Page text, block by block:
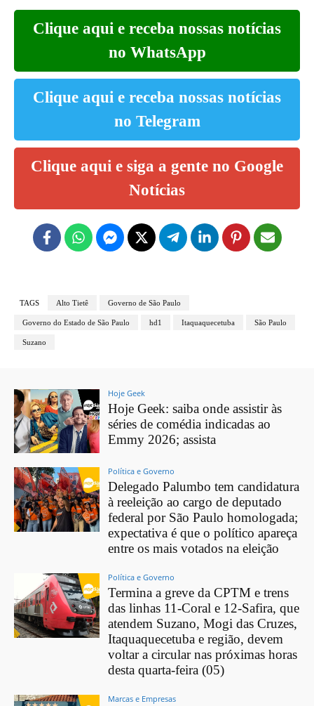
Clique aqui e receba nossas notícias
no WhatsApp
Clique aqui e receba nossas notícias
no Telegram
Clique aqui e siga a gente no Google
Notícias
TAGS Alto Tietê Governo de São Paulo
Governo do Estado de São Paulo hd1 Itaquaquecetuba São Paulo
Suzano
Hoje Geek
Hoje Geek: saiba onde assistir às
séries de comédia indicadas ao
Emmy 2026; assista
Política e Governo
Delegado Palumbo tem candidatura
à reeleição ao cargo de deputado
federal por São Paulo homologada;
expectativa é que o político apareça
entre os mais votados na eleição
Política e Governo
Termina a greve da CPTM e trens
das linhas 11-Coral e 12-Safira, que
atendem Suzano, Mogi das Cruzes,
Itaquaquecetuba e região, devem
voltar a circular nas próximas horas
desta quarta-feira (05)
Marcas e Empresas